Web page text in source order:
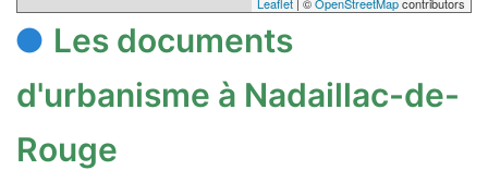
Les documents
d'urbanisme à Nadaillac-de-
Rouge